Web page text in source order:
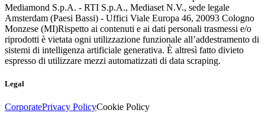
Mediamond S.p.A. - RTI S.p.A., Mediaset N.V., sede legale
Amsterdam (Paesi Bassi) - Uffici Viale Europa 46, 20093 Cologno
Monzese (MI)Rispetto ai contenuti e ai dati personali trasmessi e/o
riprodotti è vietata ogni utilizzazione funzionale all’addestramento di
sistemi di intelligenza artificiale generativa. È altresì fatto divieto
espresso di utilizzare mezzi automatizzati di data scraping.
Legal
CorporatePrivacy PolicyCookie Policy